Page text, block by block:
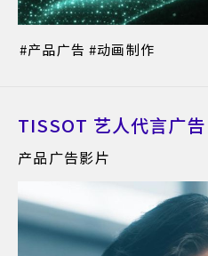
产品广告 动画制作
TISSOT 艺人代言广告
产品广告影片